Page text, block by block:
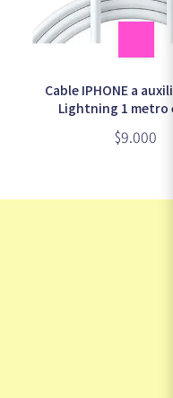
Cable IPHONE a
Lightning 1 metro
$9.000